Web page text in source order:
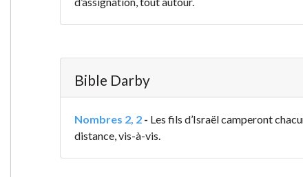
Bible Darby
Nombres 2, 2- Les fils d’Israël camperont
distance, vis-à-vis.